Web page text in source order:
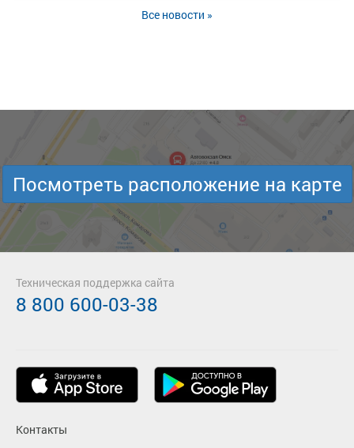
Все новости »
Посмотреть расположение на карте
Контакты
Техническая поддержка сайта
8 800 600-03-38